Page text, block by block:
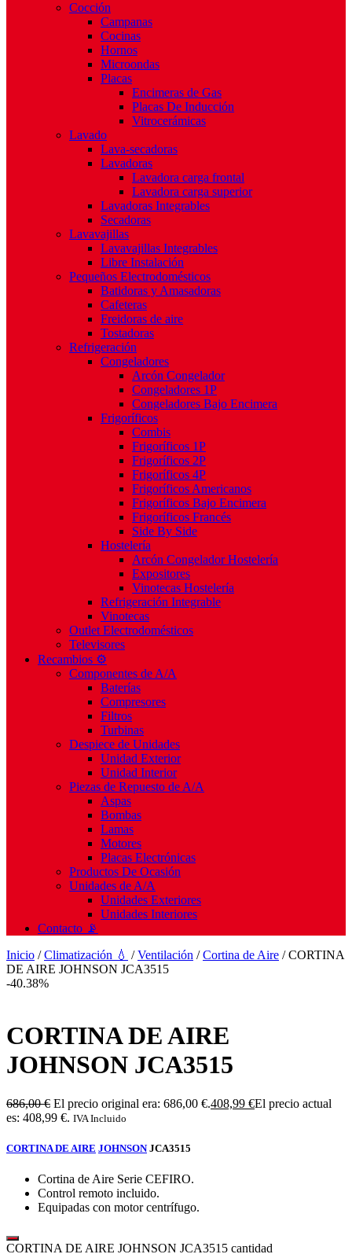
Cocción
Campanas
Cocinas
Hornos
Microondas
Placas
Encimeras de Gas
Placas De Inducción
Vitrocerámicas
Lavado
Lava-secadoras
Lavadoras
Lavadora carga frontal
Lavadora carga superior
Lavadoras Integrables
Secadoras
Lavavajillas
Lavavajillas Integrables
Libre Instalación
Pequeños Electrodomésticos
Batidoras y Amasadoras
Cafeteras
Freidoras de aire
Tostadoras
Refrigeración
Congeladores
Arcón Congelador
Congeladores 1P
Congeladores Bajo Encimera
Frigoríficos
Combis
Frigoríficos 1P
Frigoríficos 2P
Frigoríficos 4P
Frigoríficos Americanos
Frigoríficos Bajo Encimera
Frigoríficos Francés
Side By Side
Hostelería
Arcón Congelador Hostelería
Expositores
Vinotecas Hostelería
Refrigeración Integrable
Vinotecas
Outlet Electrodomésticos
Televisores
Recambios ⚙️
Componentes de A/A
Baterías
Compresores
Filtros
Turbinas
Despiece de Unidades
Unidad Exterior
Unidad Interior
Piezas de Repuesto de A/A
Aspas
Bombas
Lamas
Motores
Placas Electrónicas
Productos De Ocasión
Unidades de A/A
Unidades Exteriores
Unidades Interiores
Contacto 📡
Inicio /Climatización 💧 /Ventilación /Cortina de Aire / CORTINA
DE AIRE JOHNSON JCA3515
-40.38%
CORTINA DE AIRE
JOHNSON JCA3515
686,00€ El precio original era: 686,00 €.408,99 €El precio actual
es: 408,99 €. IVA Incluido
CORTINA DE AIRE JOHNSONJCA3515
Cortina de Aire Serie CEFIRO.
Control remoto incluido.
Equipadas con motor centrífugo.
CORTINA DE AIRE JOHNSON JCA3515 cantidad